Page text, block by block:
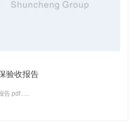
验收报告
.pdf......